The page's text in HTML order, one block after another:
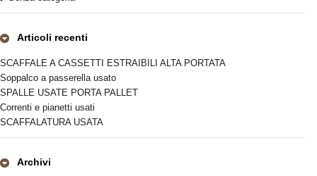
Articoli recenti
SCAFFALE A CASSETTI ESTRAIBILI ALTA PORTATA
Soppalco a passerella usato
SPALLE USATE PORTA PALLET
Correnti e pianetti usati
SCAFFALATURA USATA
Archivi